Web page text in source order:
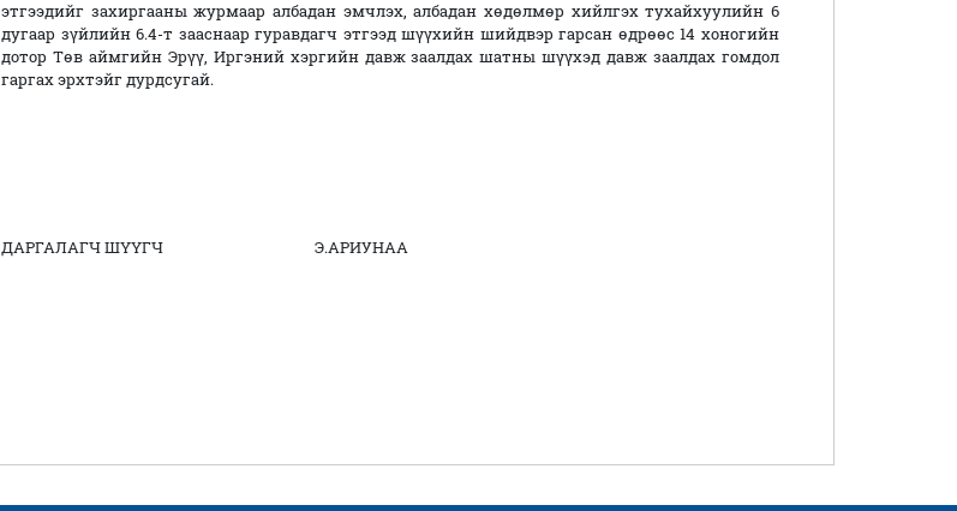
этгээдийг захиргааны журмаар албадан эмчлэх, албадан хөдөлмөр хийлгэх тухайхуулийн 6
дугаар зүйлийн 6.4-т зааснаар гуравдагч этгээд шүүхийн шийдвэр гарсан өдрөөс 14 хоногийн
дотор Төв аймгийн Эрүү, Иргэний хэргийн давж заалдах шатны шүүхэд давж заалдах гомдол
гаргах эрхтэйг дурдсугай.
ДАРГАЛАГЧ ШҮҮГЧ Э.АРИУНАА